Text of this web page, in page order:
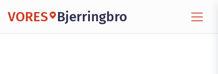
VORES Bjerringbro